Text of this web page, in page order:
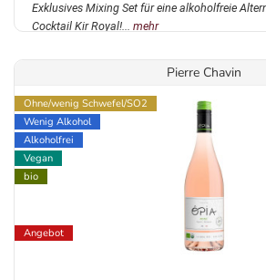
Exklusives Mixing Set für eine alkoholfreie
Cocktail Kir Royal!... mehr
Pierre Chavin
Ohne/wenig Schwefel/SO2
Wenig Alkohol
Alkoholfrei
Vegan
bio
Angebot